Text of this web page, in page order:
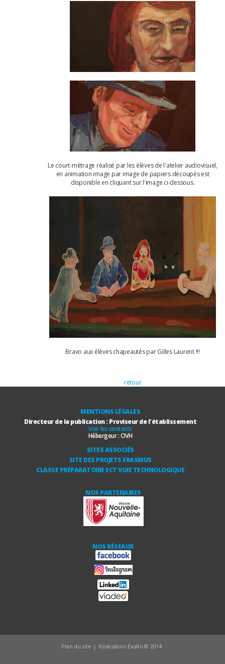
Le court-métrage réalisé par les élèves de l'atelier audiovisuel,
en animation image par image de papiers découpés est
disponible en cliquant sur l'image ci-dessous.
Bravo aux élèves chapeautés par Gilles Laurent !!!
retour
MENTIONS LÉGALES
Directeur de la publication : Proviseur de l'établissement
Voir les contacts
Hébergeur :OVH
SITES ASSOCIÉS
SITE DES PROJETS ERASMUS
CLASSE PRÉPARATOIRE ECT VOIE TECHNOLOGIQUE
NOS PARTENAIRES
NOS RÉSEAUX
Plan du site | Réalisation Exalto © 2014